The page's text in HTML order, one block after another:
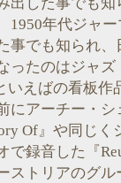
1950年代ジャ
事でも知られ
ったのはジャ
いえばの看板作
にアーチー・
Of』や同じく
で録音した『
ストリアのグ